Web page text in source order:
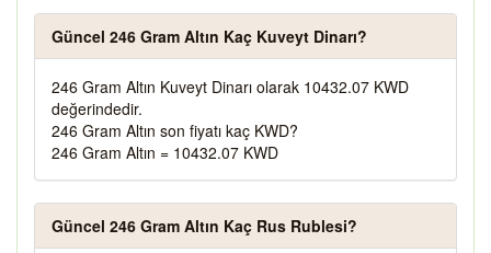
Güncel 246 Gram Altın Kaç Kuveyt Dinarı?
246 Gram Altın Kuveyt Dinarı olarak 10432.07 KWD
değerindedir.
246 Gram Altın son fiyatı kaç KWD?
246 Gram Altın = 10432.07 KWD
Güncel 246 Gram Altın Kaç Rus Rublesi?